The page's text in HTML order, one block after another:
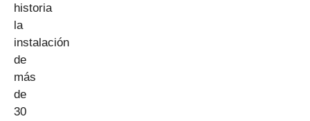
historia
la
instalación
de
más
de
30